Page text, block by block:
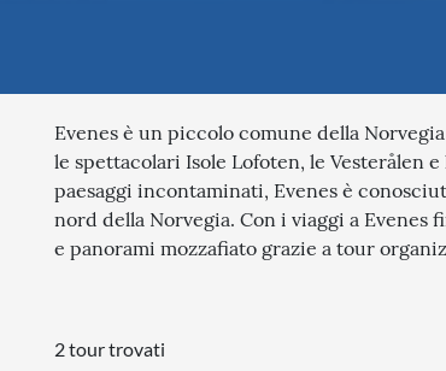
Evenes è un piccolo comune della
le spettacolari Isole Lofoten, le Vesterålen
paesaggi incontaminati, Evenes è
nord della Norvegia. Con i viaggi a
e panorami mozzafiato grazie a tour
2 tour trovati